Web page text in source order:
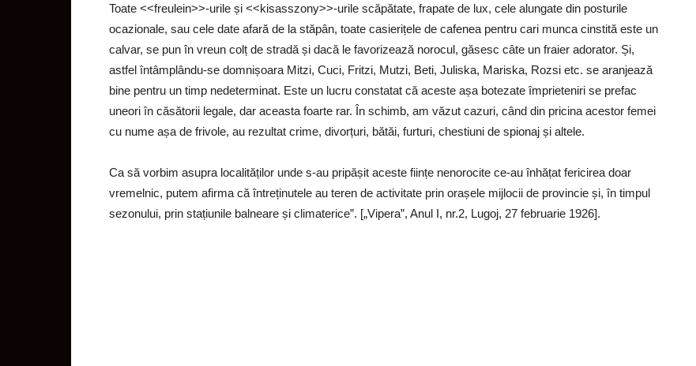
Toate <<freulein>>-urile și <<kisasszony>>-urile scăpătate, frapate de lux, cele alungate din posturile
ocazionale, sau cele date afară de la stăpân, toate casierițele de cafenea pentru cari munca cinstită este un
calvar, se pun în vreun colț de stradă și dacă le favorizează norocul, găsesc câte un fraier adorator. Și,
astfel întâmplându-se domnișoara Mitzi, Cuci, Fritzi, Mutzi, Beti, Juliska, Mariska, Rozsi etc. se aranjează
bine pentru un timp nedeterminat. Este un lucru constatat că aceste așa botezate împrieteniri se prefac
uneori în căsătorii legale, dar aceasta foarte rar. În schimb, am văzut cazuri, când din pricina acestor femei
cu nume așa de frivole, au rezultat crime, divorțuri, bătăi, furturi, chestiuni de spionaj și altele.
Ca să vorbim asupra localităților unde s-au pripășit aceste ființe nenorocite ce-au înhățat fericirea doar
vremelnic, putem afirma că întreținutele au teren de activitate prin orașele mijlocii de provincie și, în timpul
sezonului, prin stațiunile balneare și climaterice”. [„Vipera”, Anul I, nr.2, Lugoj, 27 februarie 1926].